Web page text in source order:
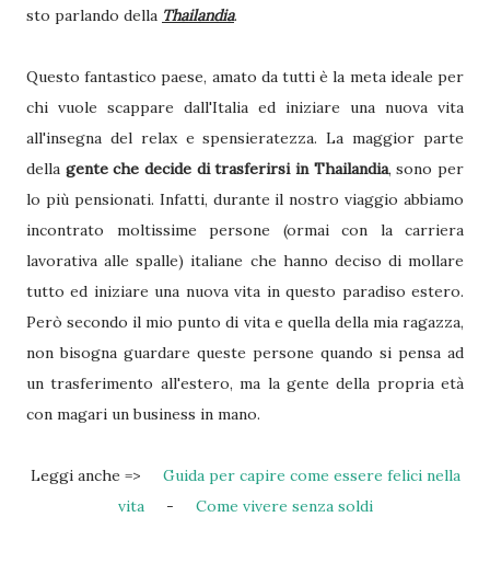
sto parlando della Thailandia.
Questo fantastico paese, amato da tutti è la meta ideale per
chi vuole scappare dall'Italia ed iniziare una nuova vita
all'insegna del relax e spensieratezza. La maggior parte
della gente che decide di trasferirsi in Thailandia, sono per
lo più pensionati. Infatti, durante il nostro viaggio abbiamo
incontrato moltissime persone (ormai con la carriera
lavorativa alle spalle) italiane che hanno deciso di mollare
tutto ed iniziare una nuova vita in questo paradiso estero.
Però secondo il mio punto di vita e quella della mia ragazza,
non bisogna guardare queste persone quando si pensa ad
un trasferimento all'estero, ma la gente della propria età
con magari un business in mano.
Leggi anche => Guida per capire come essere felici nella
vita- Come vivere senza soldi